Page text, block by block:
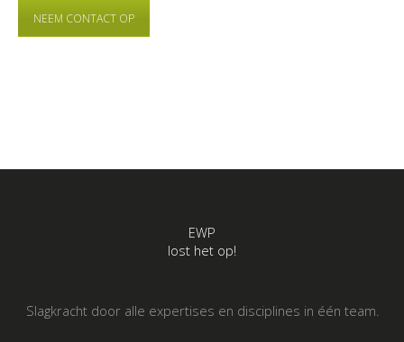
NEEM CONTACT OP
EWP
lost het op!
Slagkracht door alle expertises en disciplines in één team.